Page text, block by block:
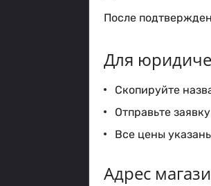
После
Для
Скопируйте
Отправьте
Все цены
Адрес